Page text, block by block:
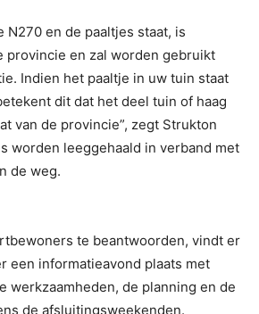
N270 en de paaltjes staat, is
provincie en zal worden gebruikt
Indien het paaltje in uw tuin staat
dit dat het deel tuin of haag
van de provincie”, zegt Strukton
worden leeggehaald in verband met
de weg.
te beantwoorden, vindt er
een informatieavond plaats met
werkzaamheden, de planning en de
de afsluitingsweekenden.